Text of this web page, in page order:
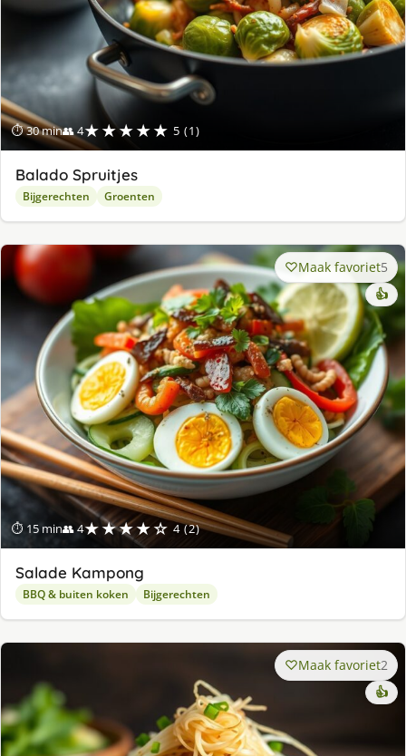
⏱ 30 min👥 4★★★★★ 5 (1)
Balado Spruitjes
Bijgerechten Groenten
⏱ 15 min👥 4★★★★☆ 4 (2)
Maak favoriet5
👍
Salade Kampong
BBQ & buiten koken Bijgerechten
Maak favoriet2
👍